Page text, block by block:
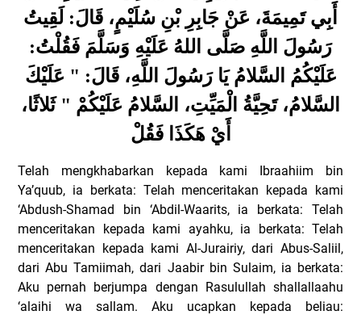
أَبِي تَمِيمَةَ، عَنْ جَابِرِ بْنِ سُلَيْمٍ، قَالَ: لَقِيتُ
رَسُولَ اللَّهِ صَلَّى اللهُ عَلَيْهِ وَسَلَّمَ فَقُلْتُ:
عَلَيْكُمُ السَّلامُ يَا رَسُولَ اللَّهِ، قَالَ: " عَلَيْكَ
السَّلامُ، تَحِيَّةُ الْمَيِّتِ، السَّلامُ عَلَيْكُمْ " ثَلاثًا،
أَيْ هَكَذَا فَقُلْ
Telah mengkhabarkan kepada kami Ibraahiim bin
Ya’quub, ia berkata: Telah menceritakan kepada kami
‘Abdush-Shamad bin ‘Abdil-Waarits, ia berkata: Telah
menceritakan kepada kami ayahku, ia berkata: Telah
menceritakan kepada kami Al-Jurairiy, dari Abus-Saliil,
dari Abu Tamiimah, dari Jaabir bin Sulaim, ia berkata:
Aku pernah berjumpa dengan Rasulullah shallallaahu
‘alaihi wa sallam. Aku ucapkan kepada beliau: